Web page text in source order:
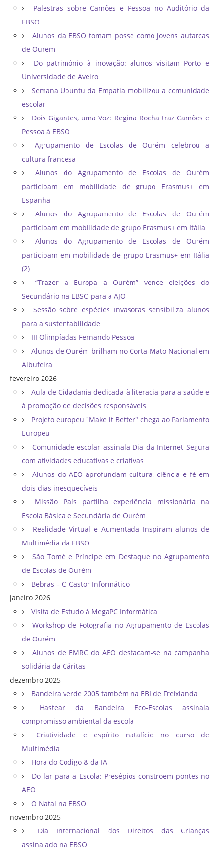
Palestras sobre Camões e Pessoa no Auditório da
EBSO
Alunos da EBSO tomam posse como jovens autarcas
de Ourém
Do património à inovação: alunos visitam Porto e
Universidade de Aveiro
Semana Ubuntu da Empatia mobilizou a comunidade
escolar
Dois Gigantes, uma Voz: Regina Rocha traz Camões e
Pessoa à EBSO
Agrupamento de Escolas de Ourém celebrou a
cultura francesa
Alunos do Agrupamento de Escolas de Ourém
participam em mobilidade de grupo Erasmus+ em
Espanha
Alunos do Agrupamento de Escolas de Ourém
participam em mobilidade de grupo Erasmus+ em Itália
Alunos do Agrupamento de Escolas de Ourém
participam em mobilidade de grupo Erasmus+ em Itália
(2)
“Trazer a Europa a Ourém” vence eleições do
Secundário na EBSO para a AJO
Sessão sobre espécies Invasoras sensibiliza alunos
para a sustentabilidade
III Olimpíadas Fernando Pessoa
Alunos de Ourém brilham no Corta-Mato Nacional em
Albufeira
fevereiro 2026
Aula de Cidadania dedicada à literacia para a saúde e
à promoção de decisões responsáveis
Projeto europeu "Make it Better" chega ao Parlamento
Europeu
Comunidade escolar assinala Dia da Internet Segura
com atividades educativas e criativas
Alunos do AEO aprofundam cultura, ciência e fé em
dois dias inesquecíveis
Missão País partilha experiência missionária na
Escola Básica e Secundária de Ourém
Realidade Virtual e Aumentada Inspiram alunos de
Multimédia da EBSO
São Tomé e Príncipe em Destaque no Agrupamento
de Escolas de Ourém
Bebras – O Castor Informático
janeiro 2026
Visita de Estudo à MegaPC Informática
Workshop de Fotografia no Agrupamento de Escolas
de Ourém
Alunos de EMRC do AEO destacam-se na campanha
solidária da Cáritas
dezembro 2025
Bandeira verde 2005 também na EBI de Freixianda
Hastear da Bandeira Eco-Escolas assinala
compromisso ambiental da escola
Criatividade e espírito natalício no curso de
Multimédia
Hora do Código & da IA
Do lar para a Escola: Presépios constroem pontes no
AEO
O Natal na EBSO
novembro 2025
Dia Internacional dos Direitos das Crianças
assinalado na EBSO